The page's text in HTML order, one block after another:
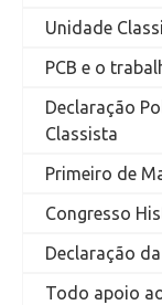
Unidade
PCB e o
Declaração
Classista
Primeiro de
Congresso
Declaração
Todo apoio